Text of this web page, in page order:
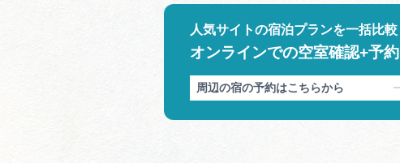
人気サイトの宿泊プランを一括比較
オンラインでの空室確認+予約
周辺の宿の予約はこちらから